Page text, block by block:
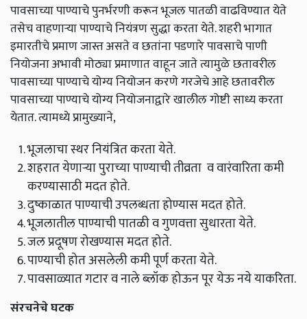
पावसाच्यापाण्याचेपुनर्भरणीकरूनभूजलपातळीवाढविण्यातयेते
तसेचवाहणाऱ्यापाण्याचेनियंत्रणसुद्धाकरतायेते.शहरीभागात
इमारतीचेप्रमाणजास्तअसतेवछतांनापडणारेपावसाचेपाणी
नियोजनाअभावीमोठ्याप्रमाणातवाहूनजातेत्यामुळेछतावरील
पावसाच्यापाण्याचेयोग्यनियोजनकरणेगरजेचेआहेछतावरील
पावसाच्यापाण्याचेयोग्यनियोजनाद्वारेखालीलगोष्टीसाध्यकरता
येतात.त्यामध्येप्रामुख्याने,
भूजलाचास्थरनियंत्रितकरतायेते.
शहरातयेणाऱ्यापुराच्यापाण्याचीतीव्रता ववारंवारिताकमी
करण्यासाठीमदतहोते.
दुष्काळातपाण्याचीउपलब्धताहोण्यासमदतहोते.
भूजलातीलपाण्याचीपातळीवगुणवत्तासुधारतायेते.
जलप्रदूषणरोखण्यासमदतहोते.
पाण्याचीहोतअसलेलीकमीपूर्णकरतायेते.
पावसाळ्यातगटारवनालेब्लॉकहोऊनपूरयेऊनयेयाकरिता.
संरचनेचेघटक